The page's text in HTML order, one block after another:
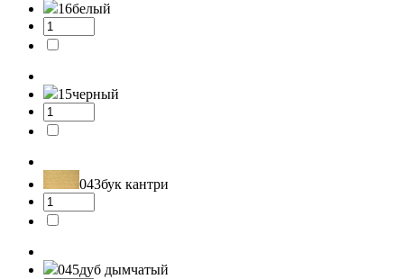
16белый
15черный
043бук кантри
045дуб дымчатый